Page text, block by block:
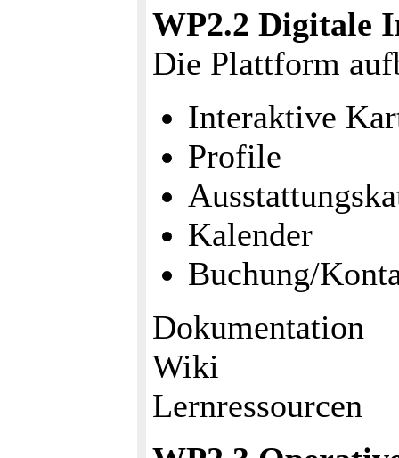
WP2.2 Digitale
Die Plattform
Interaktive
Profile
Kalender
Buchung/
Dokumentation
Wiki
Lernressourcen